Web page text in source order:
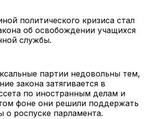
политического кризиса стал
об освобождении учащихся
службы.
партии недовольны тем,
закона затягивается в
по иностранным делам и
фоне они решили поддержать
о роспуске парламента.